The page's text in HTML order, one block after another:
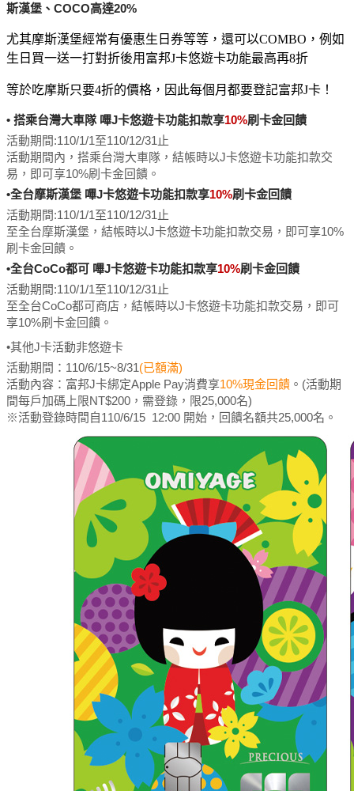
斯漢堡、COCO高達20%
尤其摩斯漢堡經常有優惠生日券等等，還可以COMBO，例如
生日買一送一打對折後用富邦J卡悠遊卡功能最高再8折
等於吃摩斯只要4折的價格，因此每個月都要登記富邦J卡！
• 搭乘台灣大車隊 嗶J卡悠遊卡功能扣款享10%刷卡金回饋
活動期間:110/1/1至110/12/31止
活動期間內，搭乘台灣大車隊，結帳時以J卡悠遊卡功能扣款交
易，即可享10%刷卡金回饋。
•全台摩斯漢堡 嗶J卡悠遊卡功能扣款享10%刷卡金回饋
活動期間:110/1/1至110/12/31止
至全台摩斯漢堡，結帳時以J卡悠遊卡功能扣款交易，即可享10%
刷卡金回饋。
•全台CoCo都可 嗶J卡悠遊卡功能扣款享10%刷卡金回饋
活動期間:110/1/1至110/12/31止
至全台CoCo都可商店，結帳時以J卡悠遊卡功能扣款交易，即可
享10%刷卡金回饋。
•其他J卡活動非悠遊卡
活動期間：110/6/15~8/31(已額滿)
活動內容：富邦J卡綁定Apple Pay消費享10%現金回饋 。(活動期
間每戶加碼上限NT$200，需登錄，限25,000名)
※活動登錄時間自110/6/15 12:00 開始，回饋名額共25,000名。